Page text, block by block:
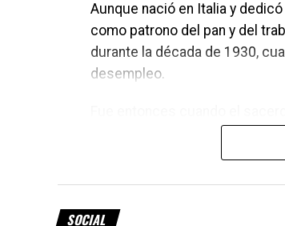
Aunque nació en Italia y
como patrono del pan y del
durante la década de 1930,
desempleo.
como intercesor para
vigente hasta la actualidad.
SOCIAL